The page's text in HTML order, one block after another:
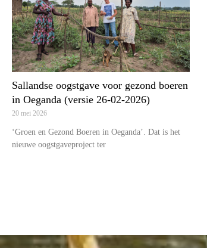
Sallandse oogstgave voor gezond boeren
in Oeganda (versie 26-02-2026)
20 mei 2026
‘Groen en Gezond Boeren in Oeganda’. Dat is het
nieuwe oogstgaveproject ter